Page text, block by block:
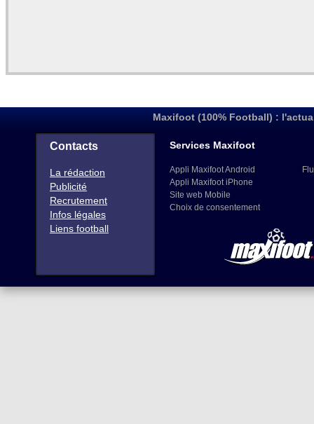
Maxifoot (100% Football) :
Contacts
La rédaction
Publicité
Recrutement
Infos légales
Liens football
Services Maxifoot
Appli Maxifoot Android
Appli Maxifoot iPhone
Site web Mobile
Choix de consentement